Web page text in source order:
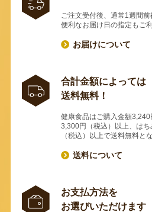
ご注文受付後、通常1週間前
便利なお届け日の指定もご
お届けについて
合計金額によっては
送料無料！
健康食品はご購入金額
3,300円（税込）以上、は
（税込）以上で送料無料と
送料について
お支払方法を
お選びいただけます